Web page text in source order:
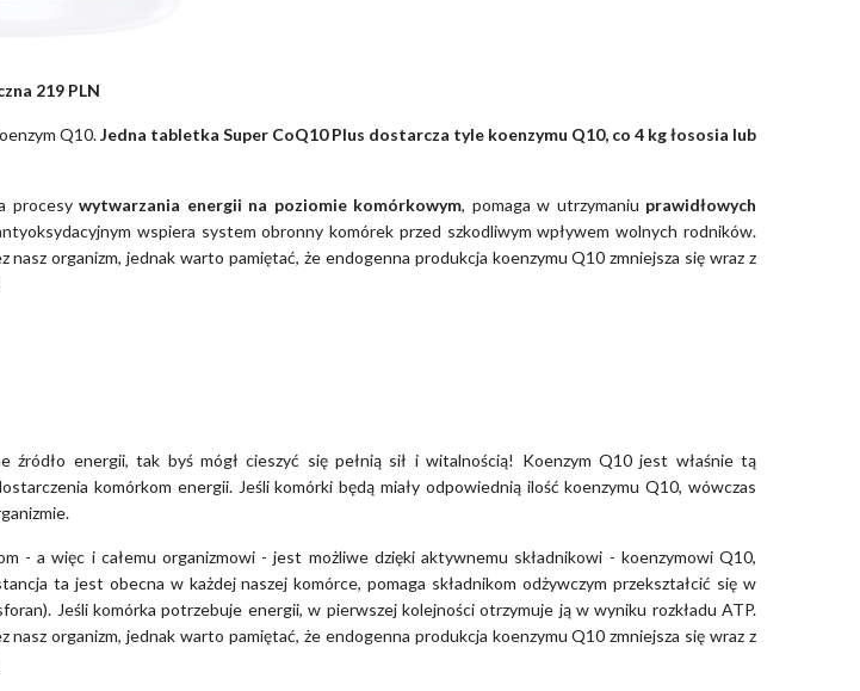
219 PLN
Q10.Jedna tabletka Super CoQ10 Plus dostarcza tyle koenzymu Q10, co 4 kg łososia lub
procesy wytwarzania energii na poziomie komórkowym, pomaga w utrzymaniu prawidłowych
wspiera system obronny komórek przed szkodliwym wpływem wolnych rodników.
organizm, jednak warto pamiętać, że endogenna produkcja koenzymu Q10 zmniejsza się wraz z
źródło energii, tak byś mógł cieszyć się pełnią sił i witalnością! Koenzym Q10 jest właśnie tą
komórkom energii. Jeśli komórki będą miały odpowiednią ilość koenzymu Q10, wówczas
- a więc i całemu organizmowi - jest możliwe dzięki aktywnemu składnikowi - koenzymowi Q10,
ta jest obecna w każdej naszej komórce, pomaga składnikom odżywczym przekształcić się w
Jeśli komórka potrzebuje energii, w pierwszej kolejności otrzymuje ją w wyniku rozkładu ATP.
organizm, jednak warto pamiętać, że endogenna produkcja koenzymu Q10 zmniejsza się wraz z